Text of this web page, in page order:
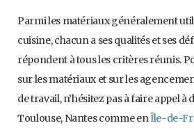
Parmi les matériaux généralement
cuisine, chacun a ses qualités et ses
répondent à tous les critères réunis.
sur les matériaux et sur les
de travail, n’hésitez pas à faire appel à
Toulouse, Nantes comme enÎle-de-